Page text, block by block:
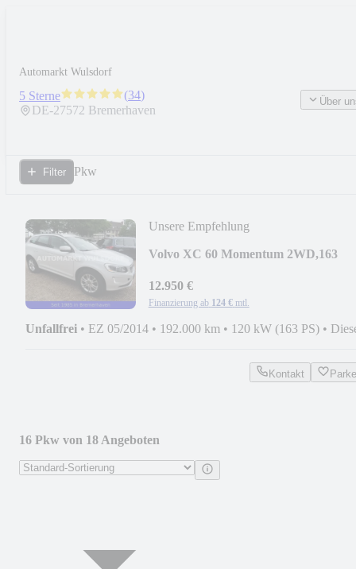
Automarkt Wulsdorf
5 Sterne (34)
DE-27572 Bremerhaven
Über
Filter Pkw
Unsere Empfehlung
Volvo XC 60 Momentum 2WD,163
12.950 €
Finanzierung ab 124 € mtl.
Unfallfrei • EZ 05/2014 • 192.000 km • 120 kW (163 PS) •
Kontakt
16 Pkw von 18 Angeboten